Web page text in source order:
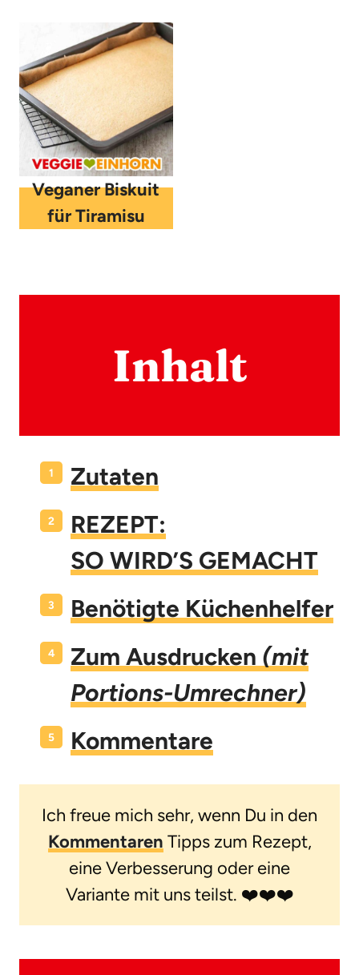
Veganer Biskuit
für Tiramisu
Inhalt
Zutaten
REZEPT:
SO WIRD’S GEMACHT
Benötigte Küchenhelfer
Zum Ausdrucken (mit
Portions-Umrechner)
Kommentare
Ich freue mich sehr, wenn Du in den
Kommentaren Tipps zum Rezept,
eine Verbesserung oder eine
Variante mit uns teilst. ❤️❤️❤️